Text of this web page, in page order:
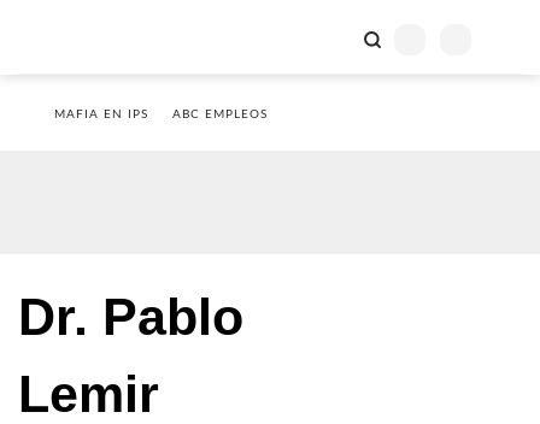
MAFIA EN IPS ABC EMPLEOS
Dr. Pablo
Lemir